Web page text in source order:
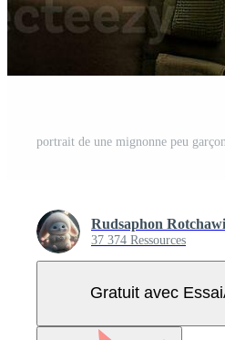
Rudsaphon
37 374 Ressources
Gratuit avec Essai